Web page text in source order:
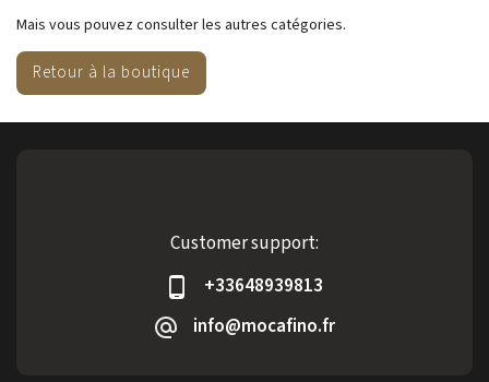
Mais vous pouvez consulter les autres catégories.
Retour à la boutique
Customer support:
+33648939813
info@mocafino.fr